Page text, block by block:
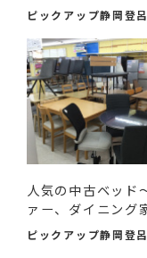
ピックアップ静岡登
人気の中古ベッド
ァー、ダイニング
で...
ピックアップ静岡登